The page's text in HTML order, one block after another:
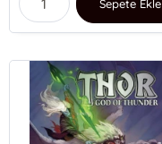
Sepete Ekle